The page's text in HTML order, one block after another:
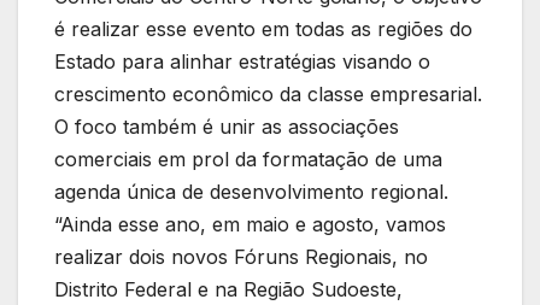
é realizar esse evento em todas as regiões do
Estado para alinhar estratégias visando o
crescimento econômico da classe empresarial.
O foco também é unir as associações
comerciais em prol da formatação de uma
agenda única de desenvolvimento regional.
“Ainda esse ano, em maio e agosto, vamos
realizar dois novos Fóruns Regionais, no
Distrito Federal e na Região Sudoeste,